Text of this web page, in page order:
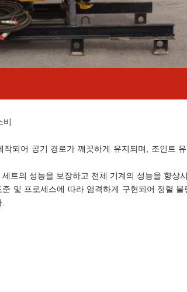
비
되어 공기 경로가 깨끗하게 유지되며, 조인트
트의 성능을 보장하고 전체 기계의 성능을 향상
및 프로세스에 따라 엄격하게 구현되어 정렬